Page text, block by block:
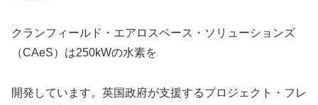
クランフィールド・エアロスペース・ソリューションズ
（CAeS）は250kWの水素を
開発しています。英国政府が支援するプロジェクト・フレ